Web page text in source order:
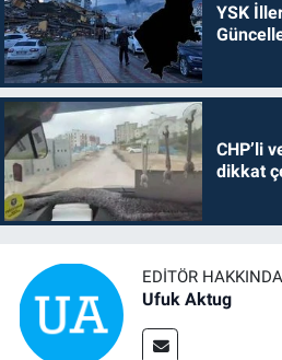
YSK
CHP’li
dikkat
EDITÖR HAKKINDA
Ufuk Aktug